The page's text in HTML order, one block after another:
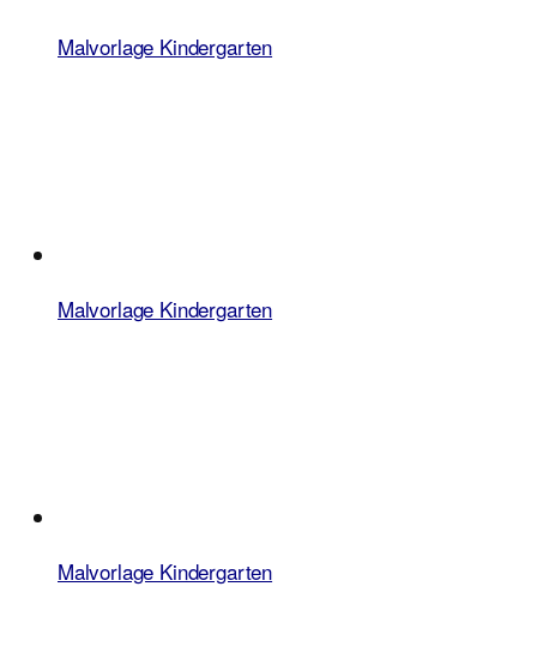
Malvorlage Kindergarten
Malvorlage Kindergarten
Malvorlage Kindergarten